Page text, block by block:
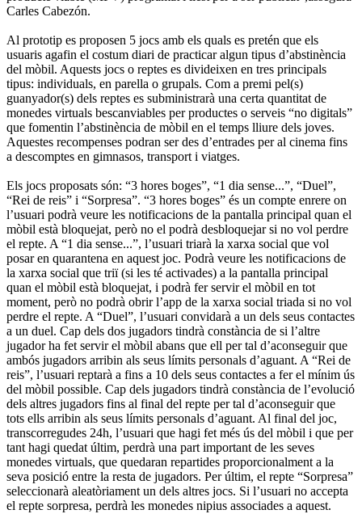
Carles Cabezón.
Al prototip es proposen 5 jocs amb els quals es pretén que els
usuaris agafin el costum diari de practicar algun tipus d’abstinència
del mòbil. Aquests jocs o reptes es divideixen en tres principals
tipus: individuals, en parella o grupals. Com a premi pel(s)
guanyador(s) dels reptes es subministrarà una certa quantitat de
monedes virtuals bescanviables per productes o serveis “no digitals”
que fomentin l’abstinència de mòbil en el temps lliure dels joves.
Aquestes recompenses podran ser des d’entrades per al cinema fins
a descomptes en gimnasos, transport i viatges.
Els jocs proposats són: “3 hores boges”, “1 dia sense...”, “Duel”,
“Rei de reis” i “Sorpresa”. “3 hores boges” és un compte enrere on
l’usuari podrà veure les notificacions de la pantalla principal quan el
mòbil està bloquejat, però no el podrà desbloquejar si no vol perdre
el repte. A “1 dia sense...”, l’usuari triarà la xarxa social que vol
posar en quarantena en aquest joc. Podrà veure les notificacions de
la xarxa social que triï (si les té activades) a la pantalla principal
quan el mòbil està bloquejat, i podrà fer servir el mòbil en tot
moment, però no podrà obrir l’app de la xarxa social triada si no vol
perdre el repte. A “Duel”, l’usuari convidarà a un dels seus contactes
a un duel. Cap dels dos jugadors tindrà constància de si l’altre
jugador ha fet servir el mòbil abans que ell per tal d’aconseguir que
ambós jugadors arribin als seus límits personals d’aguant. A “Rei de
reis”, l’usuari reptarà a fins a 10 dels seus contactes a fer el mínim ús
del mòbil possible. Cap dels jugadors tindrà constància de l’evolució
dels altres jugadors fins al final del repte per tal d’aconseguir que
tots ells arribin als seus límits personals d’aguant. Al final del joc,
transcorregudes 24h, l’usuari que hagi fet més ús del mòbil i que per
tant hagi quedat últim, perdrà una part important de les seves
monedes virtuals, que quedaran repartides proporcionalment a la
seva posició entre la resta de jugadors. Per últim, el repte “Sorpresa”
seleccionarà aleatòriament un dels altres jocs. Si l’usuari no accepta
el repte sorpresa, perdrà les monedes nipius associades a aquest.